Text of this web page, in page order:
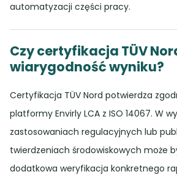
automatyzacji części pracy.
Czy certyfikacja TÜV
wiarygodność wyniku?
Certyfikacja TÜV Nord potwierdza
platformy Envirly LCA z ISO 14067. W
zastosowaniach regulacyjnych lub
twierdzeniach środowiskowych może
dodatkowa weryfikacja konkretnego